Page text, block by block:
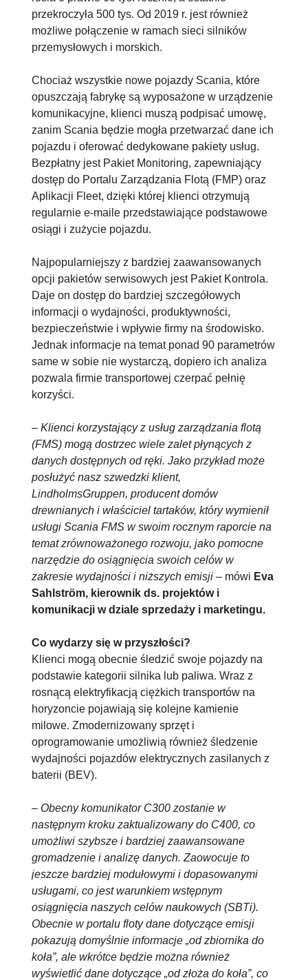
przekroczyła 500 tys. Od 2019 r. jest również
możliwe połączenie w ramach sieci silników
przemysłowych i morskich.
Chociaż wszystkie nowe pojazdy Scania, które
opuszczają fabrykę są wyposażone w urządzenie
komunikacyjne, klienci muszą podpisać umowę,
zanim Scania będzie mogła przetwarzać dane ich
pojazdu i oferować dedykowane pakiety usług.
Bezpłatny jest Pakiet Monitoring, zapewniający
dostęp do Portalu Zarządzania Flotą (FMP) oraz
Aplikacji Fleet, dzięki której klienci otrzymują
regularnie e-maile przedstawiające podstawowe
osiągi i zużycie pojazdu.
Najpopularniejszy z bardziej zaawansowanych
opcji pakietów serwisowych jest Pakiet Kontrola.
Daje on dostęp do bardziej szczegółowych
informacji o wydajności, produktywności,
bezpieczeństwie i wpływie firmy na środowisko.
Jednak informacje na temat ponad 90 parametrów
same w sobie nie wystarczą, dopiero ich analiza
pozwala firmie transportowej czerpać pełnię
korzyści.
– Klienci korzystający z usług zarządzania flotą
(FMS) mogą dostrzec wiele zalet płynących z
danych dostępnych od ręki. Jako przykład może
posłużyć nasz szwedzki klient,
LindholmsGruppen, producent domów
drewnianych i właściciel tartaków, który wymienił
usługi Scania FMS w swoim rocznym raporcie na
temat zrównoważonego rozwoju, jako pomocne
narzędzie do osiągnięcia swoich celów w
zakresie wydajności i niższych emisji – mówi Eva
Sahlström, kierownik ds. projektów i
komunikacji w dziale sprzedaży i marketingu.
Co wydarzy się w przyszłości?
Klienci mogą obecnie śledzić swoje pojazdy na
podstawie kategorii silnika lub paliwa. Wraz z
rosnącą elektryfikacją ciężkich transportów na
horyzoncie pojawiają się kolejne kamienie
milowe. Zmodernizowany sprzęt i
oprogramowanie umożliwią również śledzenie
wydajności pojazdów elektrycznych zasilanych z
baterii (BEV).
– Obecny komunikator C300 zostanie w
następnym kroku zaktualizowany do C400, co
umożliwi szybsze i bardziej zaawansowane
gromadzenie i analizę danych. Zaowocuje to
jeszcze bardziej modułowymi i dopasowanymi
usługami, co jest warunkiem wstępnym
osiągnięcia naszych celów naukowych (SBTi).
Obecnie w portalu floty dane dotyczące emisji
pokazują domyślnie informacje „od zbiornika do
koła”, ale wkrótce będzie można również
wyświetlić dane dotyczące „od złoża do koła”, co